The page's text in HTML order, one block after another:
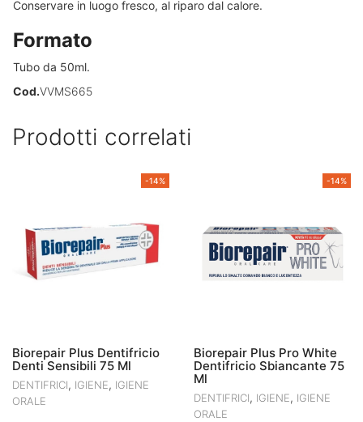
Conservare in luogo fresco, al riparo dal calore.
Formato
Tubo da 50ml.
Cod.VVMS665
Prodotti correlati
-14%
Biorepair Plus Dentifricio
Denti Sensibili 75 Ml
DENTIFRICI, IGIENE, IGIENE
ORALE
-14%
Biorepair Plus Pro White
Dentifricio Sbiancante 75
Ml
DENTIFRICI, IGIENE, IGIENE
ORALE